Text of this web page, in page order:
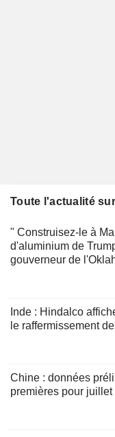
Toute l'actualité
" Construisez-le à
d'aluminium de
gouverneur de
Inde : Hindalco
le raffermissement
Chine : données
premières pour juillet